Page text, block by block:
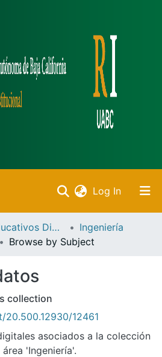
Log In(current)
Inicio
& Collections
of DSpace
Bibliotecas
Recursos Educativos Digitales
Ingeniería
Browse by Subject
collection
20.500.12930/12461
asociados a la colección
'Ingeniería'.